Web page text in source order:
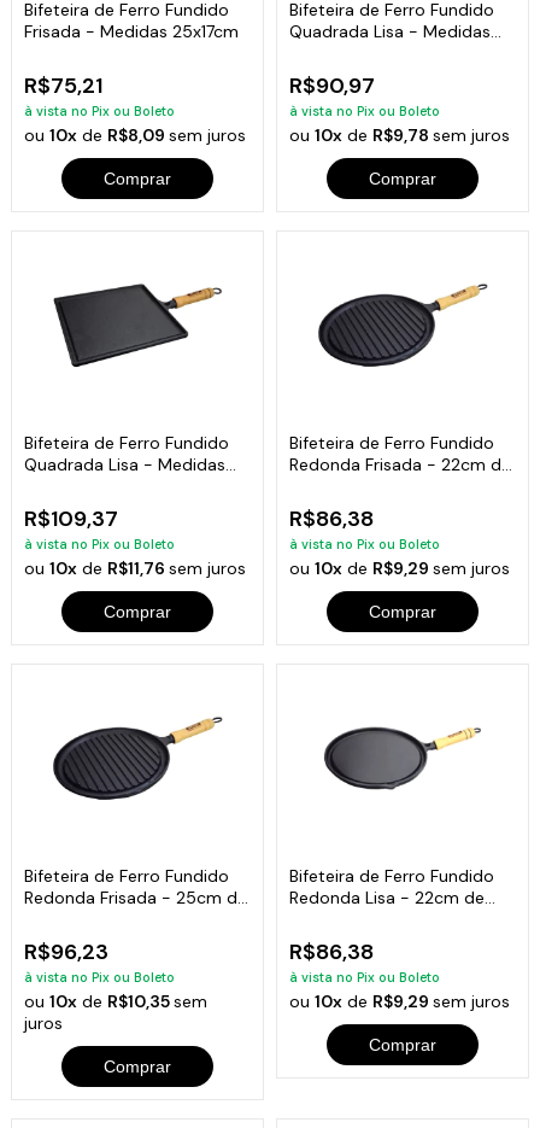
Bifeteira de Ferro Fundido
Frisada - Medidas 25x17cm
R$75,21
à vista no Pix ou Boleto
ou10x de R$8,09sem juros
Comprar
Bifeteira de Ferro Fundido
Quadrada Lisa - Medidas
R$90,97
à vista no Pix ou Boleto
ou 10xde R$9,78 sem juros
Comprar
Bifeteira de Ferro Fundido
Quadrada Lisa - Medidas
R$109,37
à vista no Pix ou Boleto
ou10x de R$11,76sem juros
Comprar
Bifeteira de Ferro Fundido
Redonda Frisada - 22cm de
R$86,38
à vista no Pix ou Boleto
ou 10xde R$9,29 sem juros
Comprar
Bifeteira de Ferro Fundido
Redonda Frisada - 25cm de
R$96,23
à vista no Pix ou Boleto
ou10x de R$10,35sem
juros
Comprar
Bifeteira de Ferro Fundido
Redonda Lisa - 22cm de
R$86,38
à vista no Pix ou Boleto
ou 10xde R$9,29 sem juros
Comprar